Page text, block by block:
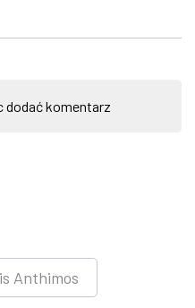
dodać komentarz
Anthimos